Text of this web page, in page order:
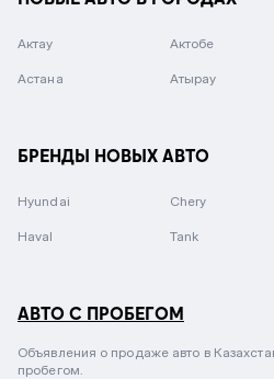
Актау Актобе
Астана Атырау
БРЕНДЫ НОВЫХ АВТО
Hyundai Chery
Haval Tank
АВТО С ПРОБЕГОМ
Объявления о продаже авто в
пробегом.